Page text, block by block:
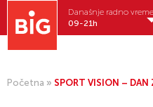
Današnje radno
09-21h
Početna » SPORT VISION – DAN